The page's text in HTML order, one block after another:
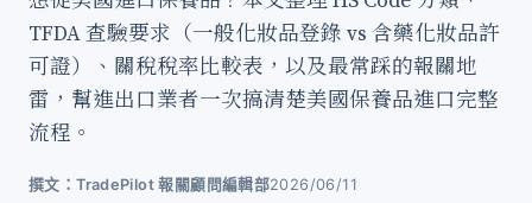
TFDA 查驗要求（一般化妝品登錄 vs 含藥化妝品許
可證）、關稅稅率比較表，以及最常踩的報關地
雷，幫進出口業者一次搞清楚美國保養品進口完整
流程。
撰文：TradePilot 報關顧問編輯部2026/06/11